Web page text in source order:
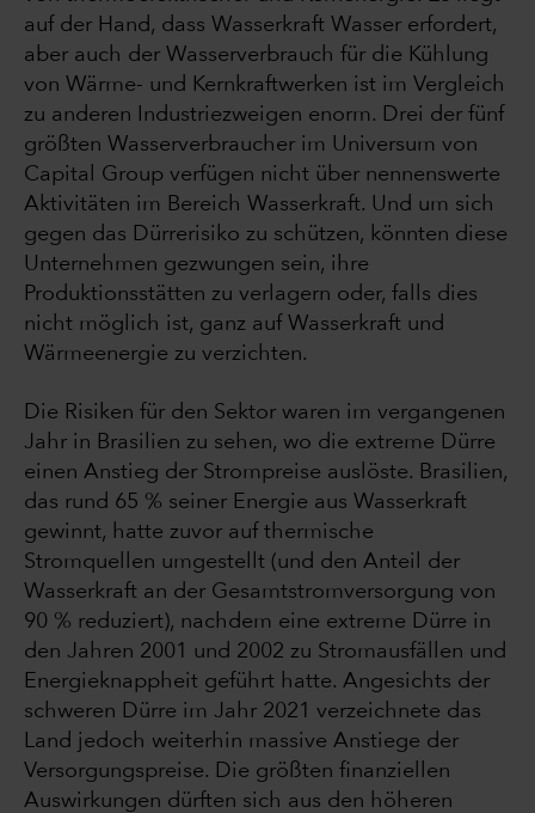
auf der Hand, dass Wasserkraft Wasser erfordert,
aber auch der Wasserverbrauch für die Kühlung
von Wärme- und Kernkraftwerken ist im Vergleich
zu anderen Industriezweigen enorm. Drei der fünf
größten Wasserverbraucher im Universum von
Capital Group verfügen nicht über nennenswerte
Aktivitäten im Bereich Wasserkraft. Und um sich
gegen das Dürrerisiko zu schützen, könnten diese
Unternehmen gezwungen sein, ihre
Produktionsstätten zu verlagern oder, falls dies
nicht möglich ist, ganz auf Wasserkraft und
Wärmeenergie zu verzichten.
Die Risiken für den Sektor waren im vergangenen
Jahr in Brasilien zu sehen, wo die extreme Dürre
einen Anstieg der Strompreise auslöste. Brasilien,
das rund 65 % seiner Energie aus Wasserkraft
gewinnt, hatte zuvor auf thermische
Stromquellen umgestellt (und den Anteil der
Wasserkraft an der Gesamtstromversorgung von
90 % reduziert), nachdem eine extreme Dürre in
den Jahren 2001 und 2002 zu Stromausfällen und
Energieknappheit geführt hatte. Angesichts der
schweren Dürre im Jahr 2021 verzeichnete das
Land jedoch weiterhin massive Anstiege der
Versorgungspreise. Die größten finanziellen
Auswirkungen dürften sich aus den höheren